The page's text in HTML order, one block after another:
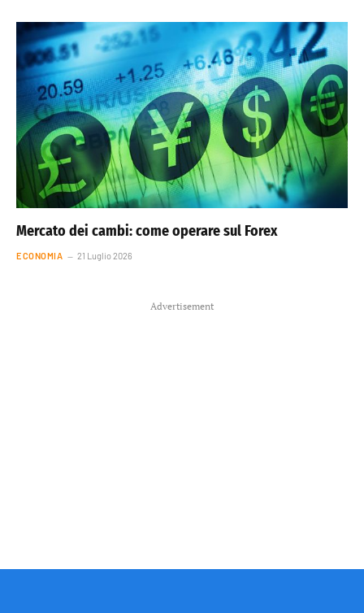
Mercato dei cambi: come operare sul Forex
ECONOMIA 21 Luglio 2026
Advertisement